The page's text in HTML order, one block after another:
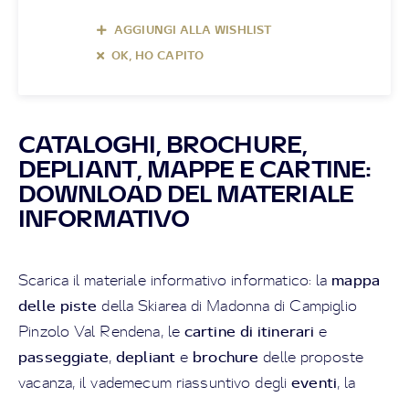
AGGIUNGI ALLA WISHLIST
OK, HO CAPITO
CATALOGHI, BROCHURE,
DEPLIANT, MAPPE E CARTINE:
DOWNLOAD DEL MATERIALE
INFORMATIVO
Scarica il materiale informativo informatico: la mappa
delle piste della Skiarea di Madonna di Campiglio
Pinzolo Val Rendena, le cartine di itinerarie
passeggiate, depliante brochure delle proposte
vacanza, il vademecum riassuntivo deglieventi, la